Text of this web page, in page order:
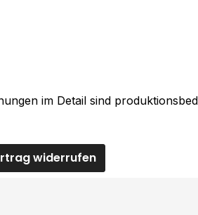
im Detail sind
widerrufen